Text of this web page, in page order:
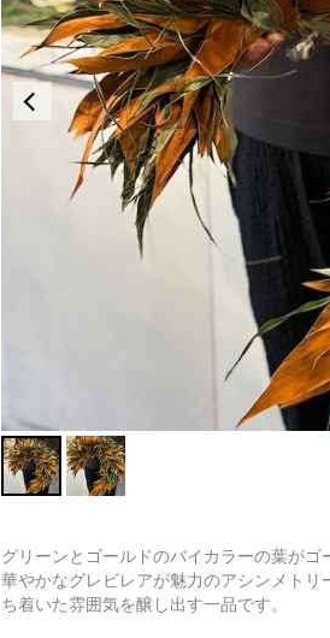
グリーンとゴールドのバイカラーの葉がゴ
華やかなグレビレアが魅力のアシンメト
ち着いた雰囲気を醸し出す一品です。